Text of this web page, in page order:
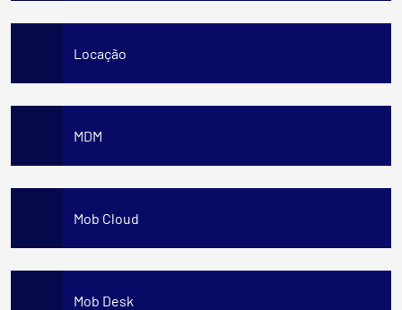
Locação
MDM
Mob Cloud
Mob Desk